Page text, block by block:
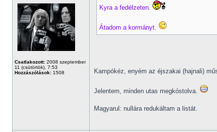
Csatlakozott: 2008 szeptember
11 (csütörtök), 7:53
Hozzászólások: 1508
Kyra a fedélzeten.
Átadom a kormányt.
Kampókéz, enyém az éjszakai (hajnali)
Jelentem, minden utas megkóstolva.
Magyarul: nullára redukáltam a listát.